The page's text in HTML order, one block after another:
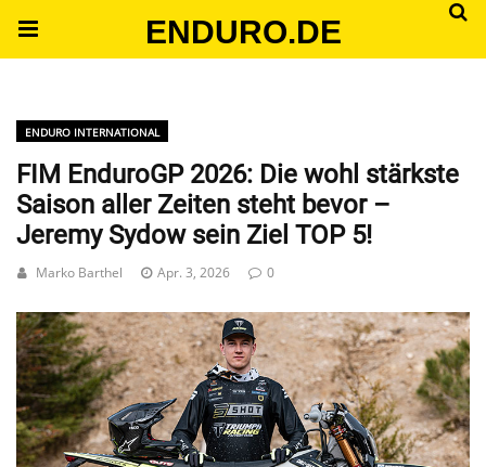
ENDURO.DE
ENDURO INTERNATIONAL
FIM EnduroGP 2026: Die wohl stärkste
Saison aller Zeiten steht bevor –
Jeremy Sydow sein Ziel TOP 5!
Marko Barthel Apr. 3, 2026 0